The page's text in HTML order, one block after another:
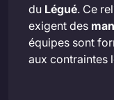
du Légué. Ce
exigent des
équipes sont
aux contraintes